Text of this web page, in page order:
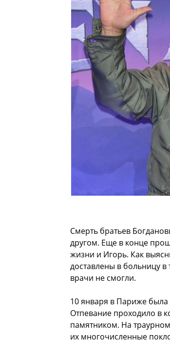
Смерть братьев
другом. Еще в конце
жизни и Игорь. Как
доставлены в больницу
врачи не смогли.
10 января в Париже
Отпевание проходило в
памятником. На
их многочисленные